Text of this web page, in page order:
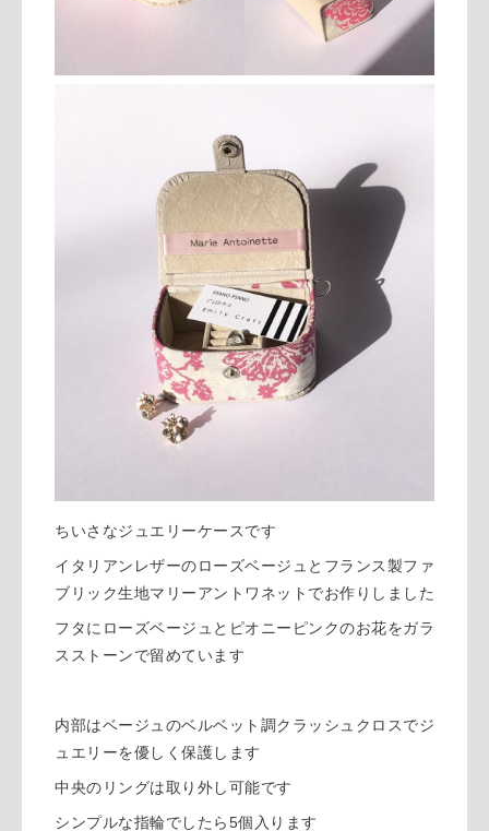
ちいさなジュエリーケースです
イタリアンレザーのローズベージュとフランス製ファ
ブリック生地マリーアントワネットでお作りしました
フタにローズベージュとピオニーピンクのお花をガラ
スストーンで留めています
内部はベージュのベルベット調クラッシュクロスでジ
ュエリーを優しく保護します
中央のリングは取り外し可能です
シンプルな指輪でしたら5個入ります